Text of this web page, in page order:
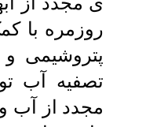
روزمره با
پتروشیمی
تصفیه آب
مجدد از آب